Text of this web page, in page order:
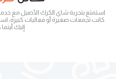
استمتع بتجربة شاي الكرك الأصيل مع
كانت تجمعات صغيرة أو فعاليات
إليك